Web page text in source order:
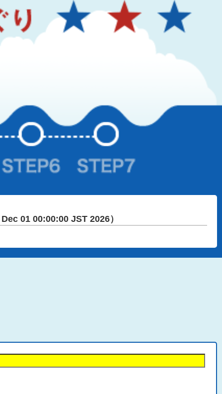
01 00:00:00 JST 2026）